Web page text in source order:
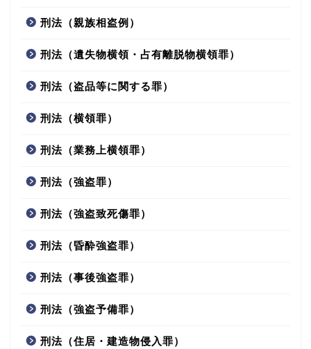
刑法（親族相盗例）
刑法（遺失物横領・占有離脱物横領罪）
刑法（盗品等に関する罪）
刑法（横領罪）
刑法（業務上横領罪）
刑法（強盗罪）
刑法（強盗致死傷罪）
刑法（昏酔強盗罪）
刑法（事後強盗罪）
刑法（強盗予備罪）
刑法（住居・建造物侵入罪）